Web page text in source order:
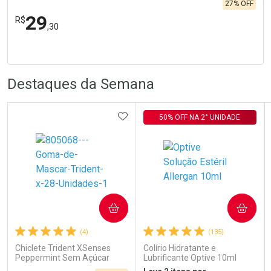
R$29,30
27% OFF
Laboratório
Ativar Desconto
Comprar sem Desconto
Comprar sem Desconto
Destaques da Semana
(4)
Chiclete Trident XSenses
Peppermint Sem Açúcar
ADICIONAR AOS FAVORITOS
COMPRAR
(135)
Colírio Hidratante e
Lubrificante Optive 10ml
50% OFF NA 2° UNIDADE
COMPRAR